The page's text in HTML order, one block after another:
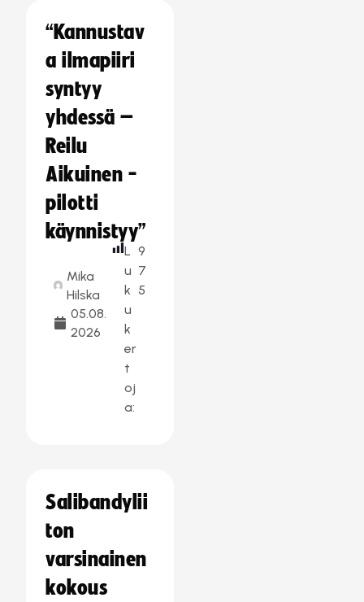
“Kannustav
a ilmapiiri
syntyy
yhdessä –
Reilu
Aikuinen -
pilotti
käynnistyy”
Mika
Hilska
05.08.
2026
L
u
k
u
k
er
t
oj
a:
9
7
5
Salibandylii
ton
varsinainen
kokous